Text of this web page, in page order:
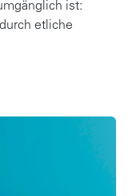
ist:
etliche